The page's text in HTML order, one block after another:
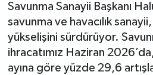
Savunma Sanayii Başkanı
savunma ve havacılık
yükselişini sürdürüyor.
ihracatımız Haziran 2026’da,
ayına göre yüzde 29,6